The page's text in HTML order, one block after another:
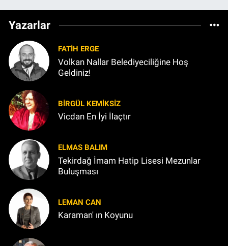
Yazarlar
FATIH ERGE
Volkan Nallar Belediyeciliğine Hoş
Geldiniz!
BIRGÜL KEMİKSİZ
Vicdan En İyi İlaçtır
ELMAS BALIM
Tekirdağ İmam Hatip Lisesi Mezunlar
Buluşması
LEMAN CAN
Karaman' ın Koyunu